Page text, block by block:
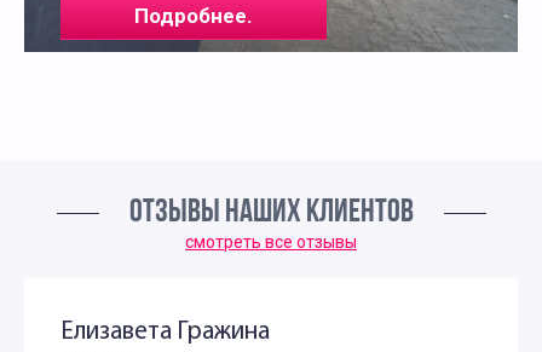
Подробнее.
ОТЗЫВЫ НАШИХ КЛИЕНТОВ
смотреть все отзывы
Елизавета Гражина